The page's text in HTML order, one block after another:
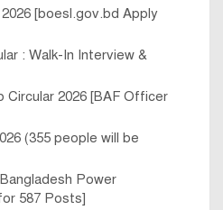
[boesl.gov.bd Apply
: Walk-In Interview &
Circular 2026 [BAF Officer
(355 people will be
Power
587 Posts]